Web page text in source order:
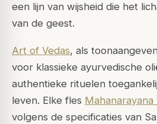
een lijn van wijsheid die het
van de geest.
Art of Vedas, als
voor klassieke ayurvedische
authentieke rituelen
leven. Elke fles Mahanarayana
volgens de specificaties van